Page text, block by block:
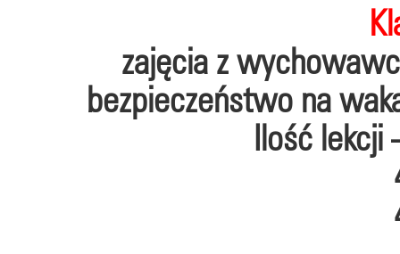
zajęcia z
bezpieczeństwo na
Ilość lekcji